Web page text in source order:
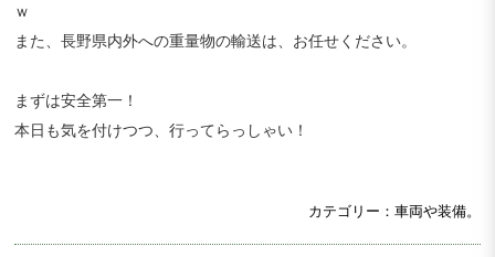
ｗ
また、長野県内外への重量物の輸送は、お任せください。
まずは安全第一！
本日も気を付けつつ、行ってらっしゃい！
カテゴリー：車両や装備。